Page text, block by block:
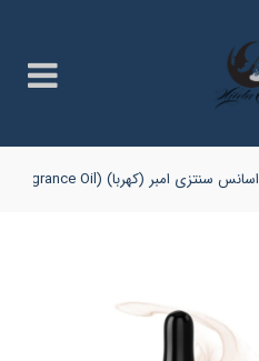
اسانس سنتزی امبر (کهربا) (Amber Fragrance Oil)